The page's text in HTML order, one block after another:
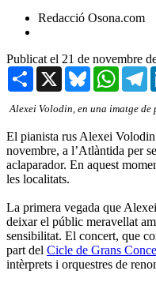
Redacció Osona.com
Publicat el 21 de novembre
Share X Bluesky
Alexei Volodin, en una imatge de
El pianista rus Alexei
novembre, a l’Atlàntida per
aclaparador. En aquest
les localitats.
La primera vegada que
deixar el públic meravellat
sensibilitat. El concert, que
part del Cicle de Grans
intèrprets i orquestres de